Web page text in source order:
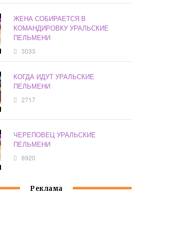
ЖЕНА СОБИРАЕТСЯ В
КОМАНДИРОВКУ УРАЛЬСКИЕ
ПЕЛЬМЕНИ
3033
КОГДА ИДУТ УРАЛЬСКИЕ
ПЕЛЬМЕНИ
2717
ЧЕРЕПОВЕЦ УРАЛЬСКИЕ
ПЕЛЬМЕНИ
6920
Реклама